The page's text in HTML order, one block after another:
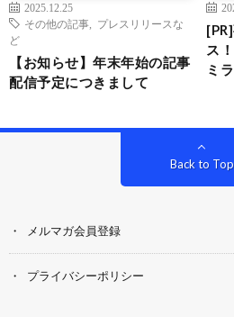
2025.12.25
その他の記事
プレスリリースな
ど
【お知らせ】年末年始の記事
配信予定につきまして
ス
ミ
Back to Top
メルマガ会員登録
プライバシーポリシー